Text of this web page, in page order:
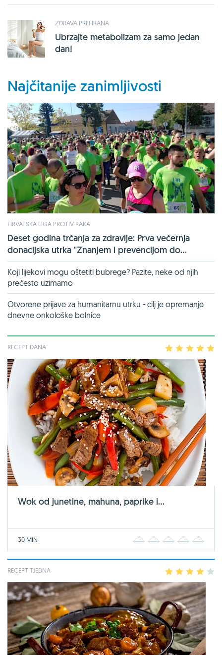
ZDRAVA PREHRANA
Ubrzajte metabolizam za samo jedan
dan!
Najčitanije zanimljivosti
HRVATSKA LIGA PROTIV RAKA
Deset godina trčanja za zdravlje: Prva večernja
donacijska utrka "Znanjem i prevencijom do...
Koji lijekovi mogu oštetiti bubrege? Pazite, neke od njih
prečesto uzimamo
Otvorene prijave za humanitarnu utrku - cilj je opremanje
dnevne onkološke bolnice
RECEPT DANA 2 3 4
Wok od junetine, mahuna, paprike i...
30 MIN 2 3 4
RECEPT TJEDNA 2 3 4